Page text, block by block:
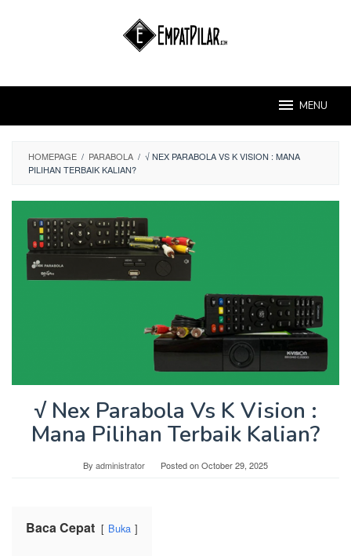
MENU
HOMEPAGE / PARABOLA / √ NEX PARABOLA VS K VISION : MANA
PILIHAN TERBAIK KALIAN?
√ Nex Parabola Vs K Vision :
Mana Pilihan Terbaik Kalian?
By administrator Posted onOctober 29, 2025
Baca Cepat Buka